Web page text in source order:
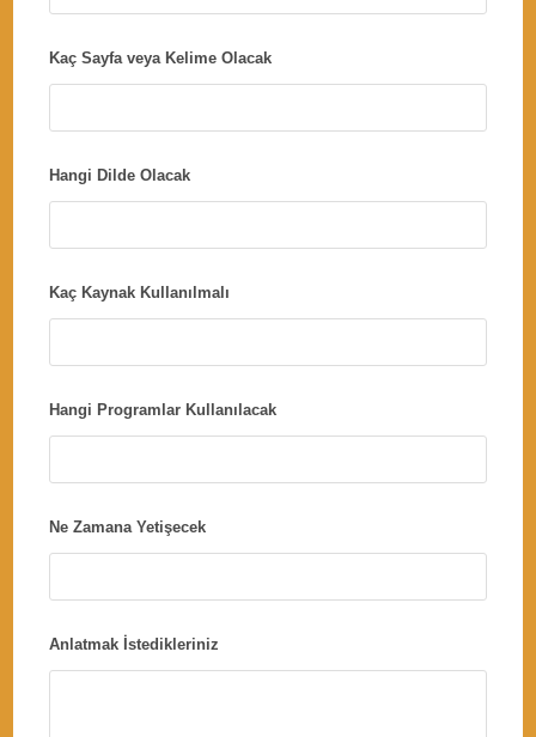
Kaç Sayfa veya Kelime Olacak
Hangi Dilde Olacak
Kaç Kaynak Kullanılmalı
Hangi Programlar Kullanılacak
Ne Zamana Yetişecek
Anlatmak İstedikleriniz